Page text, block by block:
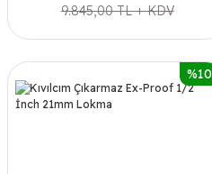
9.845,00 TL + KDV
%10